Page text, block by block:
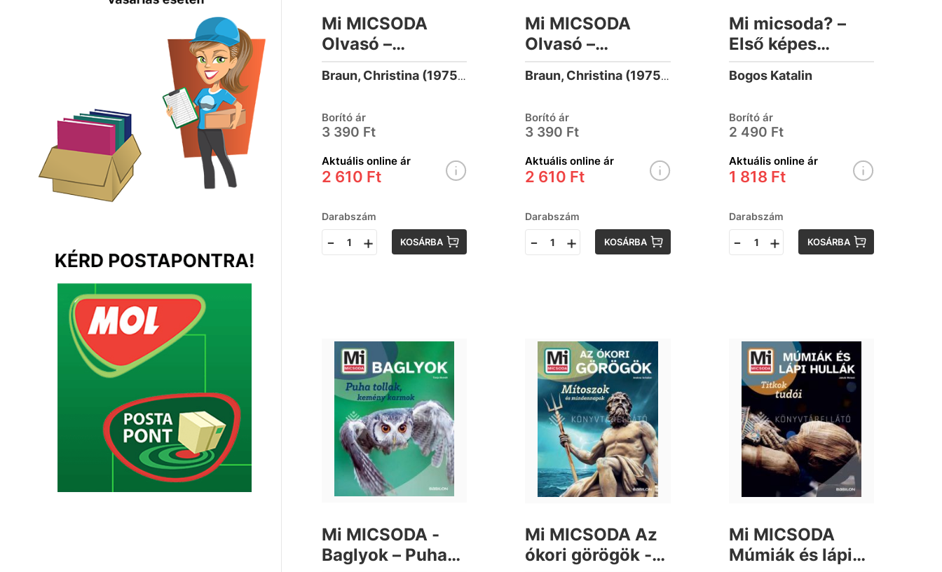
Mi MICSODA
Olvasó –
Természet
Braun, Christina (1975-)
Borító ár
3 390 Ft
Aktuális online ár
2 610 Ft
Darabszám
- + KOSÁRBA
Mi MICSODA
Olvasó –
Vulkánok
Braun, Christina (1975-)
Borító ár
3 390 Ft
Aktuális online ár
2 610 Ft
Darabszám
- + KOSÁRBA
Mi micsoda? –
Első képes
szótáram
(lapozó)
Bogos Katalin
Borító ár
2 490 Ft
Aktuális online ár
1 818 Ft
Darabszám
- + KOSÁRBA
Mi MICSODA -
Baglyok – Puha
Mi MICSODA Az
ókori görögök -
Mi MICSODA
Múmiák és lápi